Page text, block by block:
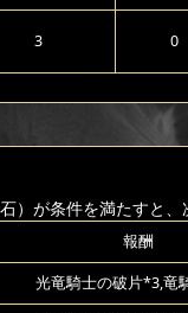
3 0
が条件を満たすと、
報酬
光竜騎士の破片*3,竜